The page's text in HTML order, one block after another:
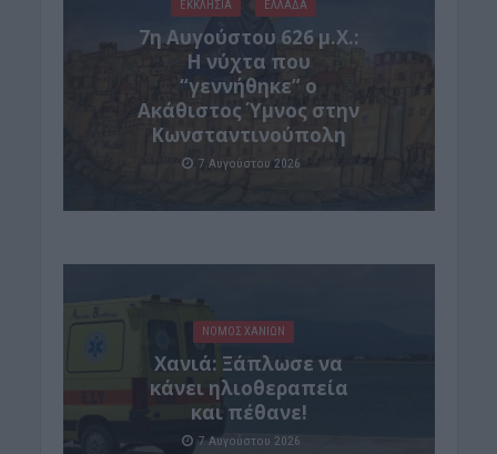
ΕΚΚΛΗΣΙΑ ΕΛΛΑΔΑ
7η Αυγούστου 626 μ.Χ.:
Η νύχτα που
“γεννήθηκε” ο
Ακάθιστος Ύμνος στην
Κωνσταντινούπολη
7 Αυγούστου 2026
ΝΟΜΌΣ ΧΑΝΊΩΝ
Χανιά: Ξάπλωσε να
κάνει ηλιοθεραπεία
και πέθανε!
7 Αυγούστου 2026